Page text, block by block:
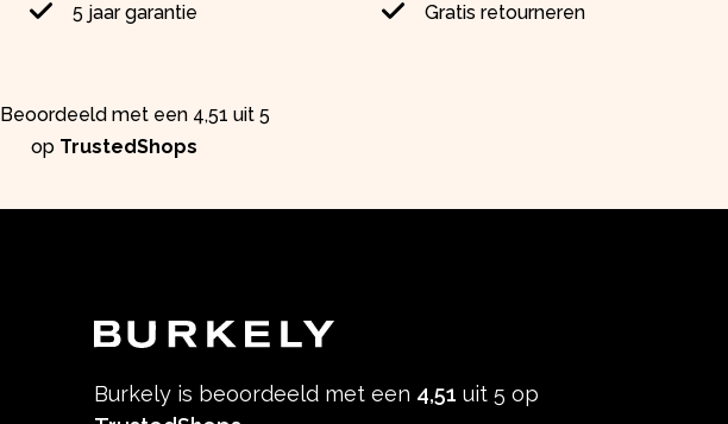
5 jaar garantie Gratis retourneren
Beoordeeld met een 4,51 uit 5
op TrustedShops
Burkely is beoordeeld met een 4,51 uit 5 op